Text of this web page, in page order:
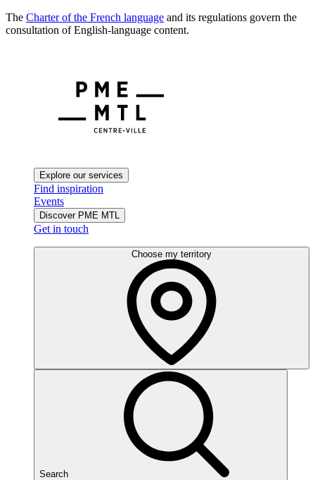
The Charter of the French language and its regulations govern the
consultation of English-language content.
Explore our services
Find inspiration
Events
Discover PME MTL
Get in touch
Choose my territory
Search